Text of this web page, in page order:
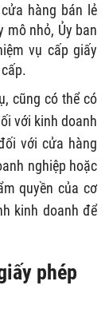
hàng bán lẻ
mô nhỏ, Ủy ban
vụ cấp giấy
cũng có thể có
với kinh doanh
với cửa hàng
nghiệp hoặc
quyền của cơ
kinh doanh để
phép